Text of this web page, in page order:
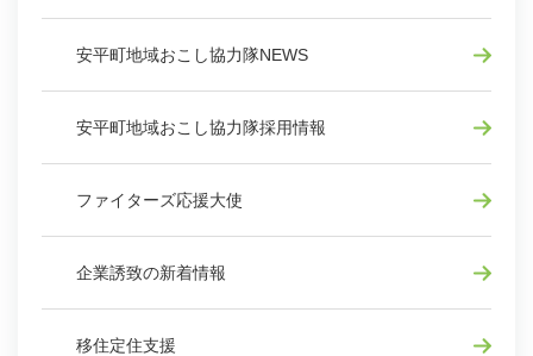
安平町地域おこし協力隊NEWS
安平町地域おこし協力隊採用情報
ファイターズ応援大使
企業誘致の新着情報
移住定住支援